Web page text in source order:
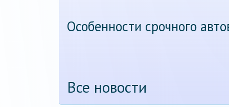
Особенности срочного
Все новости